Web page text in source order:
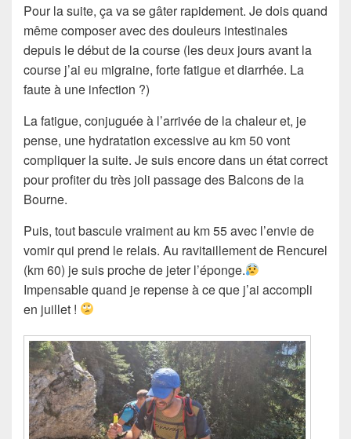
Pour la suite, ça va se gâter rapidement. Je dois quand
même composer avec des douleurs intestinales
depuis le début de la course (les deux jours avant la
course j’ai eu migraine, forte fatigue et diarrhée. La
faute à une infection ?)
La fatigue, conjuguée à l’arrivée de la chaleur et, je
pense, une hydratation excessive au km 50 vont
compliquer la suite. Je suis encore dans un état correct
pour profiter du très joli passage des Balcons de la
Bourne.
Puis, tout bascule vraiment au km 55 avec l’envie de
vomir qui prend le relais. Au ravitaillement de Rencurel
(km 60) je suis proche de jeter l’éponge.
Impensable quand je repense à ce que j’ai accompli
en juillet !